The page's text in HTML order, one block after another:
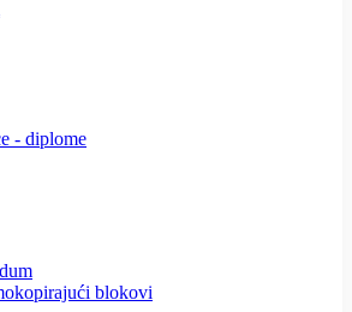
- diplome
blokovi